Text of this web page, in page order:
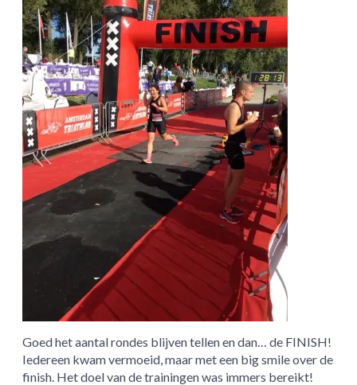
Goed het aantal rondes blijven tellen en dan… de FINISH!
Iedereen kwam vermoeid, maar met een big smile over de
finish. Het doel van de trainingen was immers bereikt!